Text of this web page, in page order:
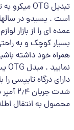
. یسیدو در سالهای
ای را از بازار
کوچک و به راحتی
خود داشته باشید
شدت جریان
به انتقال اطلاعات